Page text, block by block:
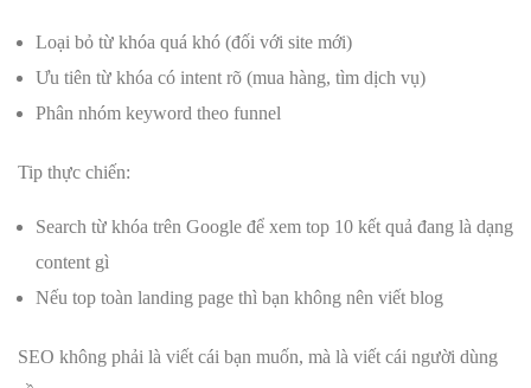
Loại bỏ từ khóa quá khó (đối với site mới)
Ưu tiên từ khóa có intent rõ (mua hàng, tìm dịch vụ)
Phân nhóm keyword theo funnel
Tip thực chiến:
Search từ khóa trên Google để xem top 10 kết quả đang là dạng
content gì
Nếu top toàn landing page thì bạn không nên viết blog
SEO không phải là viết cái bạn muốn, mà là viết cái người dùng